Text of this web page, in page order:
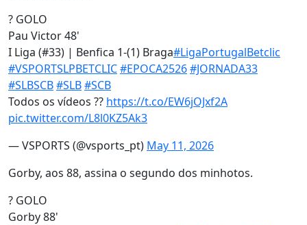
? GOLO
Pau Victor 48'
I Liga (#33) | Benfica 1-(1) Braga#LigaPortugalBetclic
#VSPORTSLPBETCLIC#EPOCA2526#JORNADA33
#SLBSCB#SLB#SCB
Todos os vídeos ?? https://t.co/EW6jOJxf2A
pic.twitter.com/L8l0KZ5Ak3
— VSPORTS (@vsports_pt) May 11, 2026
Gorby, aos 88, assina o segundo dos minhotos.
? GOLO
Gorby 88'